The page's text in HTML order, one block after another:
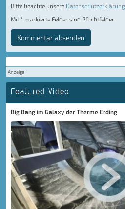
Bitte beachte unsere Datenschutzerklärung
Mit * markierte Felder sind Pflichtfelder
Kommentar absenden
Anzeige
Featured Video
Big Bang im Galaxy der Therme Erding